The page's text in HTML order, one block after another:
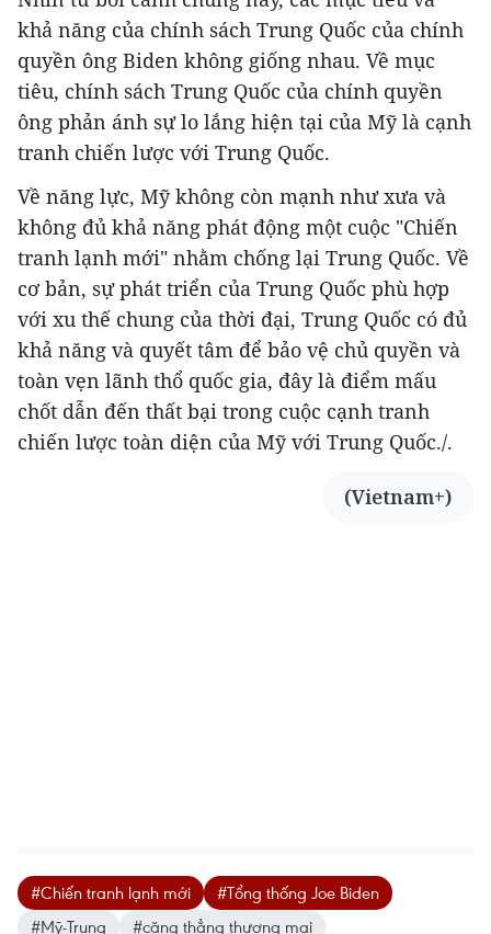
khả năng của chính sách Trung Quốc của chính
quyền ông Biden không giống nhau. Về mục
tiêu, chính sách Trung Quốc của chính quyền
ông phản ánh sự lo lắng hiện tại của Mỹ là cạnh
tranh chiến lược với Trung Quốc.
Về năng lực, Mỹ không còn mạnh như xưa và
không đủ khả năng phát động một cuộc "Chiến
tranh lạnh mới" nhằm chống lại Trung Quốc. Về
cơ bản, sự phát triển của Trung Quốc phù hợp
với xu thế chung của thời đại, Trung Quốc có đủ
khả năng và quyết tâm để bảo vệ chủ quyền và
toàn vẹn lãnh thổ quốc gia, đây là điểm mấu
chốt dẫn đến thất bại trong cuộc cạnh tranh
chiến lược toàn diện của Mỹ với Trung Quốc./.
(Vietnam+)
#Chiến tranh lạnh mới
#Tổng thống Joe Biden
#Mỹ-Trung
#căng thẳng thương mại